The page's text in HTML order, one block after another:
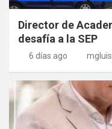
Director de
desafía a la SEP
6 días ago